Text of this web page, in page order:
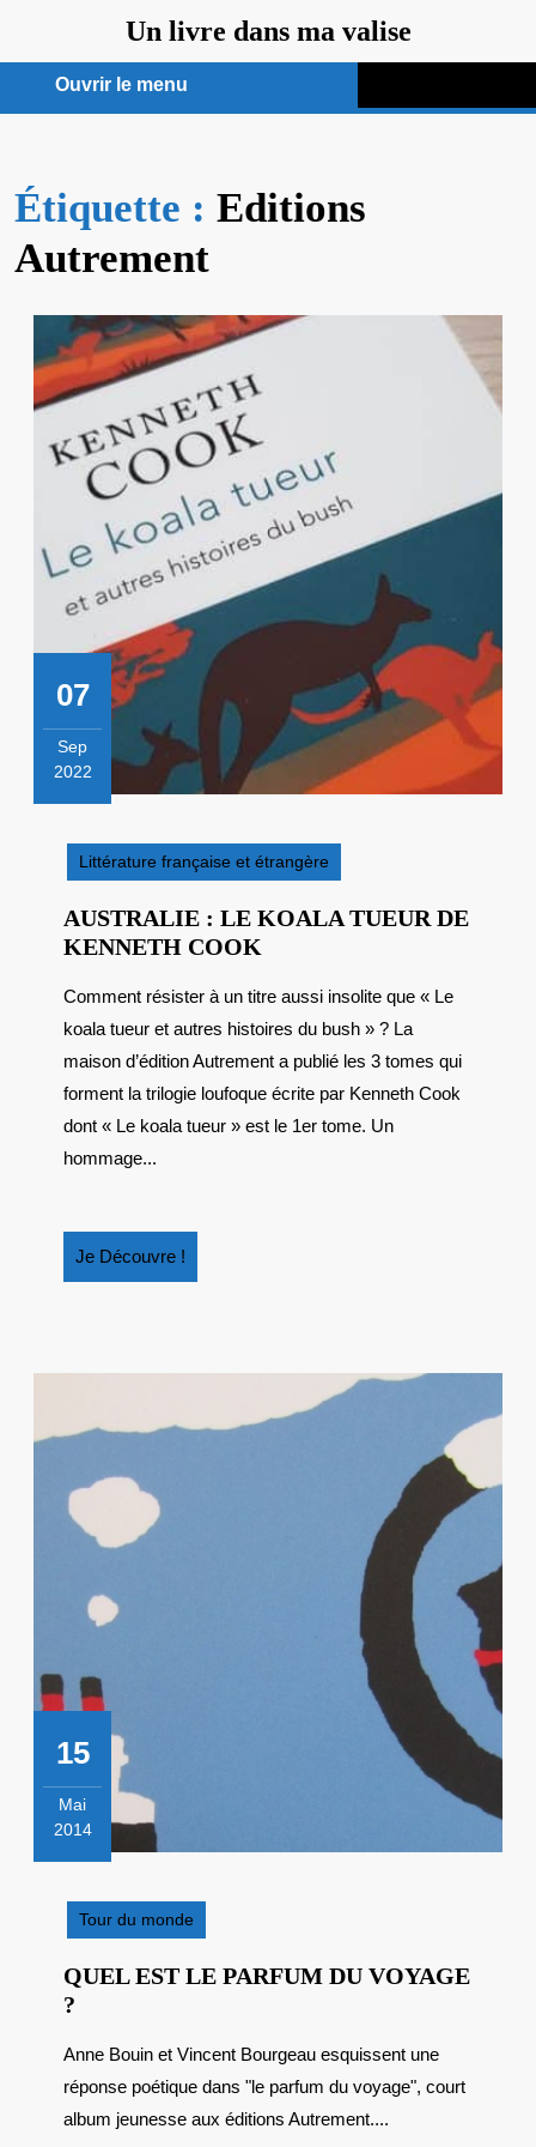
contenu
Un livre dans ma valise
Ouvrir le menu
menu
Étiquette : Editions
Autrement
07
Sep
2022
2022
Littérature française et étrangère
AUSTRALIE : LE KOALA TUEUR DE
KENNETH COOK
LE
KOALA
TUEUR
DE
KENNETH
Comment résister à un titre aussi insolite que « Le
koala tueur et autres histoires du bush » ? La
maison d’édition Autrement a publié les 3 tomes qui
forment la trilogie loufoque écrite par Kenneth Cook
dont « Le koala tueur » est le 1er tome. Un
hommage...
Je Découvre !
Découvre
15
Mai
2014
2014
Tour du monde
QUEL EST LE PARFUM DU VOYAGE
?
LE
PARFUM
DU
Anne Bouin et Vincent Bourgeau esquissent une
réponse poétique dans "le parfum du voyage", court
album jeunesse aux éditions Autrement....